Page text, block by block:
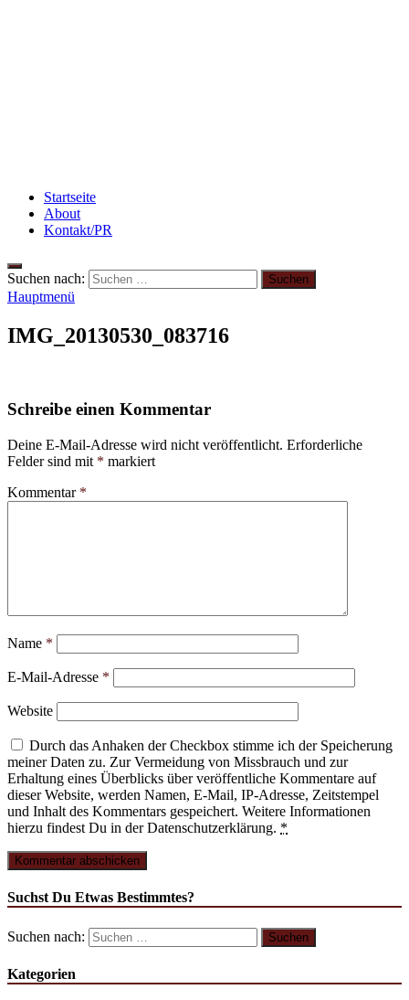
Startseite
About
Kontakt/PR
Suchen nach:
Hauptmenü
IMG_20130530_083716
Schreibe einen Kommentar
Deine E-Mail-Adresse wird nicht veröffentlicht. Erforderliche
Felder sind mit * markiert
Kommentar *
Name *
E-Mail-Adresse *
Website
Durch das Anhaken der Checkbox stimme ich der Speicherung
meiner Daten zu. Zur Vermeidung von Missbrauch und zur
Erhaltung eines Überblicks über veröffentliche Kommentare auf
dieser Website, werden Namen, E-Mail, IP-Adresse, Zeitstempel
und Inhalt des Kommentars gespeichert. Weitere Informationen
hierzu findest Du in der Datenschutzerklärung. *
Suchst Du Etwas Bestimmtes?
Suchen nach:
Kategorien